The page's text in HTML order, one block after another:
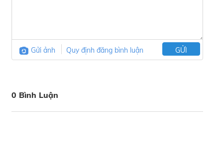
Gửi ảnh Quy định đăng bình luận GỬI
0 Bình Luận